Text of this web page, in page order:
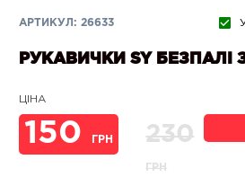
АРТИКУЛ: 26633
РУКАВИЧКИ SY БЕЗПАЛІ
ЦІНА
150 ГРН 230
ГРН